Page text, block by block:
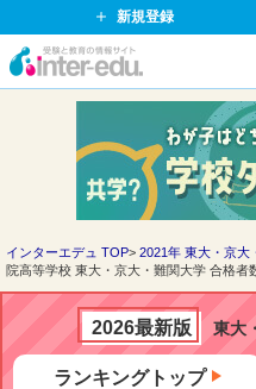
新規登録
イ
ド
ッ
ト
インターエデュ TOP 2021年 東大・京大
院高等学校 東大・京大・難関大学 合格者
2026最新版 東大
ランキングトップ